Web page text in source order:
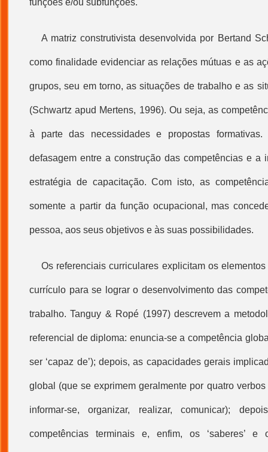
funções e/ou subfunções.
A matriz construtivista desenvolvida por Bertand
como finalidade evidenciar as relações mútuas e as
grupos, seu em torno, as situações de trabalho e as
(Schwartz apud Mertens, 1996). Ou seja, as
à parte das necessidades e propostas
defasagem entre a construção das competências e a
estratégia de capacitação. Com isto, as
somente a partir da função ocupacional, mas
pessoa, aos seus objetivos e às suas possibilidades.
Os referenciais curriculares explicitam os
currículo para se lograr o desenvolvimento das
trabalho. Tanguy & Ropé (1997) descrevem a
referencial de diploma: enuncia-se a competência
ser ‘capaz de’); depois, as capacidades gerais
global (que se exprimem geralmente por quatro
informar-se, organizar, realizar, comunicar);
competências terminais e, enfim, os ‘saberes’ e